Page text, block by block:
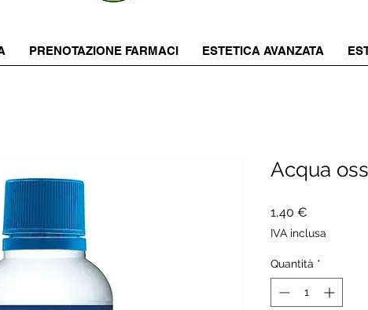
PRENOTAZIONE FARMACI ESTETICA AVANZATA
Acqua
1,40 €
IVA inclusa
Quantità *